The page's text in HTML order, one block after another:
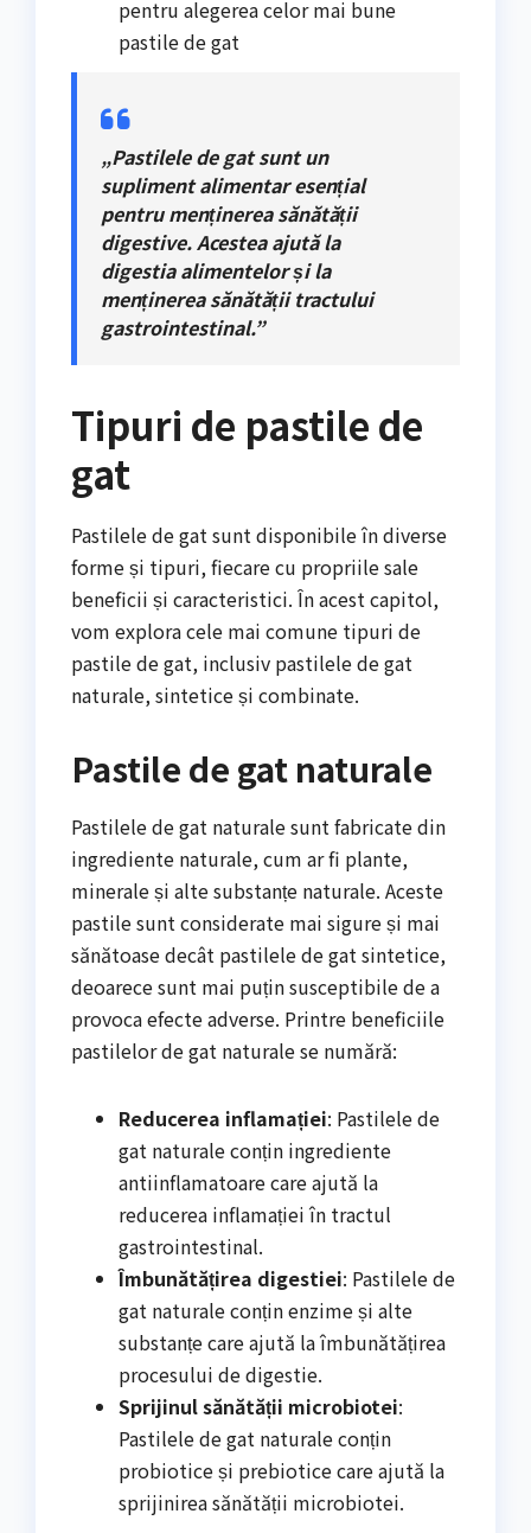
pentru alegerea celor mai bune
pastile de gat
„Pastilele de gat sunt un
supliment alimentar esențial
pentru menținerea sănătății
digestive. Acestea ajută la
digestia alimentelor și la
menținerea sănătății tractului
gastrointestinal.”
Tipuri de pastile de
gat
Pastilele de gat sunt disponibile în diverse
forme și tipuri, fiecare cu propriile sale
beneficii și caracteristici. În acest capitol,
vom explora cele mai comune tipuri de
pastile de gat, inclusiv pastilele de gat
naturale, sintetice și combinate.
Pastile de gat naturale
Pastilele de gat naturale sunt fabricate din
ingrediente naturale, cum ar fi plante,
minerale și alte substanțe naturale. Aceste
pastile sunt considerate mai sigure și mai
sănătoase decât pastilele de gat sintetice,
deoarece sunt mai puțin susceptibile de a
provoca efecte adverse. Printre beneficiile
pastilelor de gat naturale se numără:
Reducerea inflamației: Pastilele de
gat naturale conțin ingrediente
antiinflamatoare care ajută la
reducerea inflamației în tractul
gastrointestinal.
Îmbunătățirea digestiei: Pastilele de
gat naturale conțin enzime și alte
substanțe care ajută la îmbunătățirea
procesului de digestie.
Sprijinul sănătății microbiotei:
Pastilele de gat naturale conțin
probiotice și prebiotice care ajută la
sprijinirea sănătății microbiotei.